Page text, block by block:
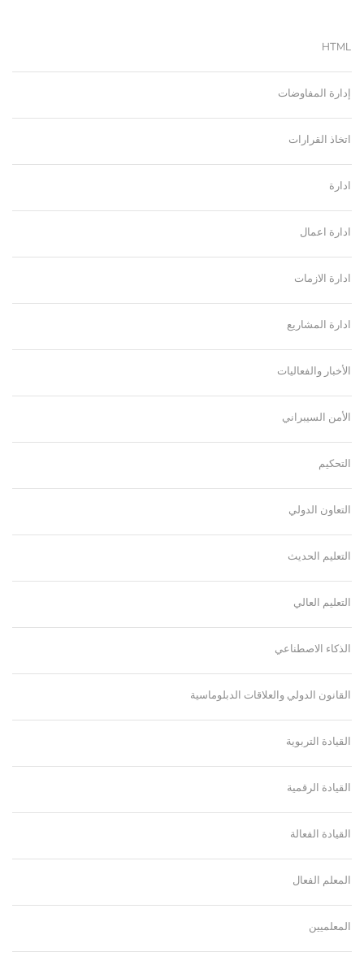
HTML
إدارة المفاوضات
اتخاذ القرارات
ادارة
ادارة اعمال
ادارة الازمات
ادارة المشاريع
الأخبار والفعاليات
الأمن السيبراني
التحكيم
التعاون الدولي
التعليم الحديث
التعليم العالي
الذكاء الاصطناعي
القانون الدولي والعلاقات الدبلوماسية
القيادة التربوية
القيادة الرقمية
القيادة الفعالة
المعلم الفعال
المعلميين